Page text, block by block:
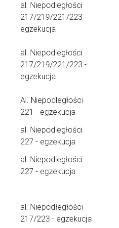
al. Niepodległości
217/219/221/223 -
egzekucja
al. Niepodległości
217/219/221/223 -
egzekucja
Al. Niepodległości
221 - egzekucja
al. Niepodległości
227 - egzekucja
al. Niepodległości
227 - egzekucja
al. Niepodłegłości
217/223 - egzekucja